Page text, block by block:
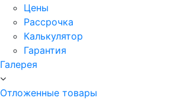
Цены
Рассрочка
Калькулятор
Гарантия
Галерея
Отложенные товары